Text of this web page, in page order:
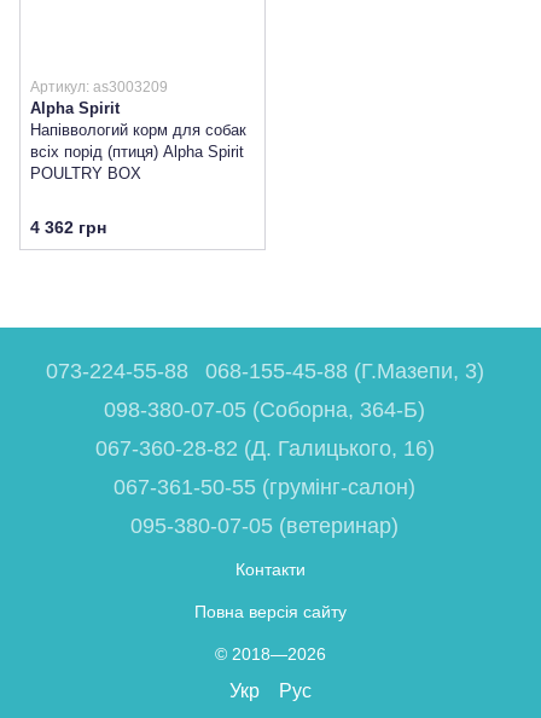
Артикул: as3003209
Alpha Spirit
Напіввологий корм для собак
всіх порід (птиця) Alpha Spirit
POULTRY BOX
4 362 грн
073-224-55-88
068-155-45-88 (Г.Мазепи, 3)
098-380-07-05 (Соборна, 364-Б)
067-360-28-82 (Д. Галицького, 16)
067-361-50-55 (грумінг-салон)
095-380-07-05 (ветеринар)
Контакти
Повна версія сайту
© 2018—2026
Укр Рус